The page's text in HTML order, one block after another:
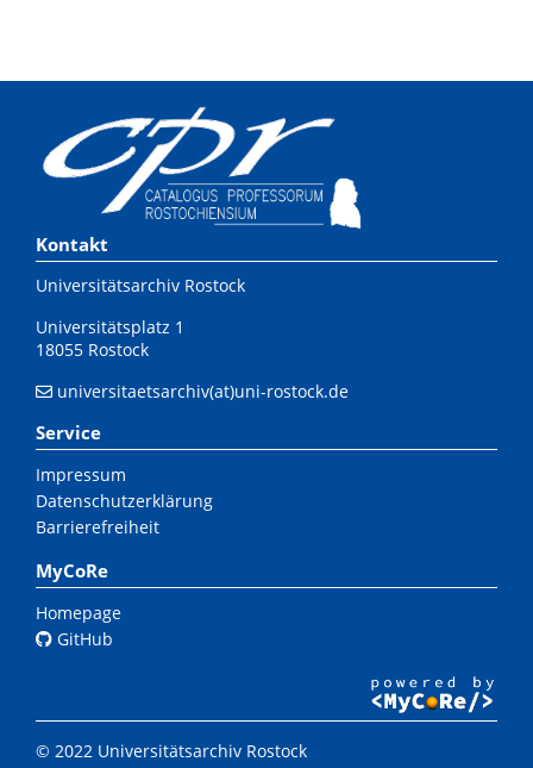
Kontakt
Universitätsarchiv Rostock
Universitätsplatz 1
18055 Rostock
universitaetsarchiv(at)uni-rostock.de
Service
Impressum
Datenschutzerklärung
Barrierefreiheit
MyCoRe
Homepage
GitHub
© 2022 Universitätsarchiv Rostock